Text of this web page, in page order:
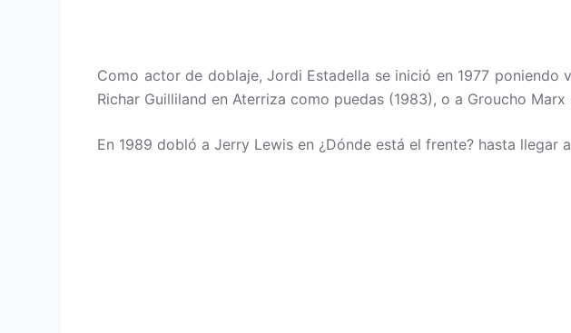
Como actor de doblaje, Jordi Estadella se inició en 1977
Richar Guilliland en Aterriza como puedas (1983), o a Groucho
En 1989 dobló a Jerry Lewis en ¿Dónde está el frente? hasta